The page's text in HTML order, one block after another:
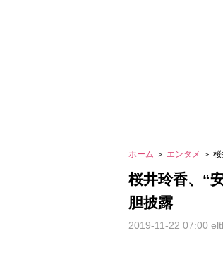
ホーム ＞ エンタメ ＞
桜井玲香、“
胆披露
2019-11-22 07:00